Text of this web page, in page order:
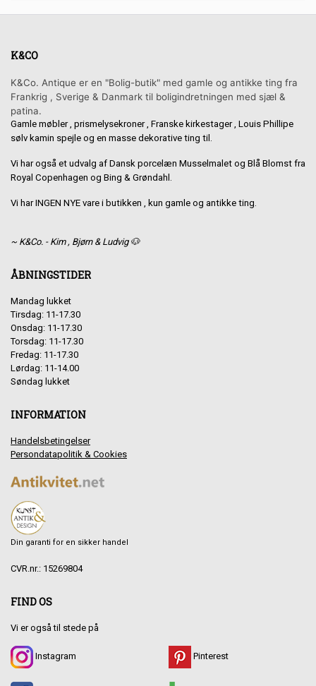
K&CO
K&Co. Antique er en "Bolig-butik" med gamle og antikke ting fra
Frankrig , Sverige & Danmark til boligindretningen med sjæl &
patina.
Gamle møbler , prismelysekroner , Franske kirkestager , Louis Phillipe
sølv kamin spejle og en masse dekorative ting til.
Vi har også et udvalg af Dansk porcelæn Musselmalet og Blå Blomst fra
Royal Copenhagen og Bing & Grøndahl.
Vi har INGEN NYE vare i butikken , kun gamle og antikke ting.
~ K&Co. - Kim , Bjørn & Ludvig 🐶
ÅBNINGSTIDER
Mandag lukket
Tirsdag: 11-17.30
Onsdag: 11-17.30
Torsdag: 11-17.30
Fredag: 11-17.30
Lørdag: 11-14.00
Søndag lukket
INFORMATION
Handelsbetingelser
Persondatapolitik & Cookies
Din garanti for en sikker handel
CVR.nr.: 15269804
FIND OS
Vi er også til stede på
Instagram Pinterest